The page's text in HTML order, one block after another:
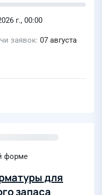
г., 00:00
заявок 07 августа
форме
для
запаса